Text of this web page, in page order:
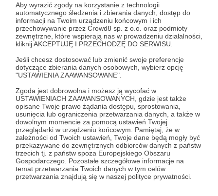
Aby wyrazić zgody na korzystanie z technologii
automatycznego śledzenia i zbierania danych, dostęp do
informacji na Twoim urządzeniu końcowym i ich
przechowywanie przez Crowd8 sp. z o.o. oraz podmioty
zewnętrzne, które wspierają nas w prowadzeniu działalności,
kliknij AKCEPTUJĘ I PRZECHODZĘ DO SERWISU.
Jeśli chcesz dostosować lub zmienić swoje preferencje
dotyczące zbierania danych osobowych, wybierz opcję
"USTAWIENIA ZAAWANSOWANE".
Zgoda jest dobrowolna i możesz ją wycofać w
USTAWIENIACH ZAAWANSOWANYCH, gdzie jest także
opisane Twoje prawo żądania dostępu, sprostowania,
usunięcia lub ograniczenia przetwarzania danych, a także w
dowolnym momencie za pomocą ustawień Twojej
przeglądarki w urządzeniu końcowym. Pamiętaj, że w
zależności od Twoich ustawień, Twoje dane będą mogły być
przekazywane do zewnętrznych odbiorców danych z państw
trzecich tj. z państw spoza Europejskiego Obszaru
Gospodarczego. Pozostałe szczegółowe informacje na
temat przetwarzania Twoich danych w tym celów
przetwarzania znajdują się w naszej polityce prywatności.
film patronacki
Udostępnij
KSIĄŻKOWISKO
Zobacz profil autora
Zobacz również